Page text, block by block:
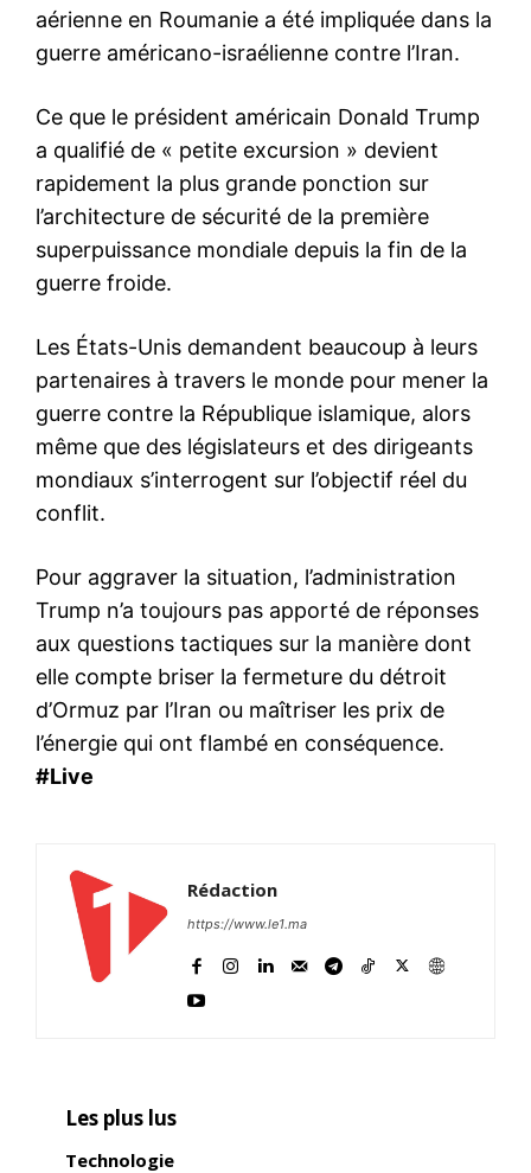
aérienne en Roumanie a été impliquée dans la
guerre américano-israélienne contre l’Iran.
Ce que le président américain Donald Trump
a qualifié de « petite excursion » devient
rapidement la plus grande ponction sur
l’architecture de sécurité de la première
superpuissance mondiale depuis la fin de la
guerre froide.
Les États-Unis demandent beaucoup à leurs
partenaires à travers le monde pour mener la
guerre contre la République islamique, alors
même que des législateurs et des dirigeants
mondiaux s’interrogent sur l’objectif réel du
conflit.
Pour aggraver la situation, l’administration
Trump n’a toujours pas apporté de réponses
aux questions tactiques sur la manière dont
elle compte briser la fermeture du détroit
d’Ormuz par l’Iran ou maîtriser les prix de
l’énergie qui ont flambé en conséquence.
#Live
Rédaction
https://www.le1.ma
Les plus lus
Technologie